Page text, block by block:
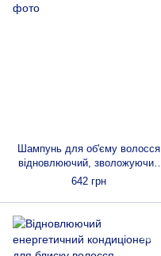
Шампунь для об'єму волосся
відновлюючий, зволожуючий
DAENG GI MEO RI Glamo
Volume Shampoo, 400ml
642 грн